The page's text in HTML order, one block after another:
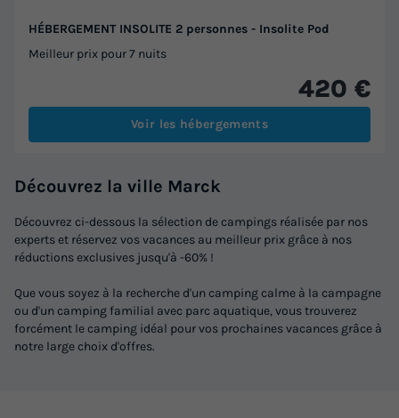
HÉBERGEMENT INSOLITE 2 personnes - Insolite Pod
Meilleur prix pour 7 nuits
420 €
Voir les hébergements
Découvrez la ville Marck
Découvrez ci-dessous la sélection de campings réalisée par nos
experts et réservez vos vacances au meilleur prix grâce à nos
réductions exclusives jusqu'à -60% !
Que vous soyez à la recherche d'un camping calme à la campagne
ou d'un camping familial avec parc aquatique, vous trouverez
forcément le camping idéal pour vos prochaines vacances grâce à
notre large choix d'offres.